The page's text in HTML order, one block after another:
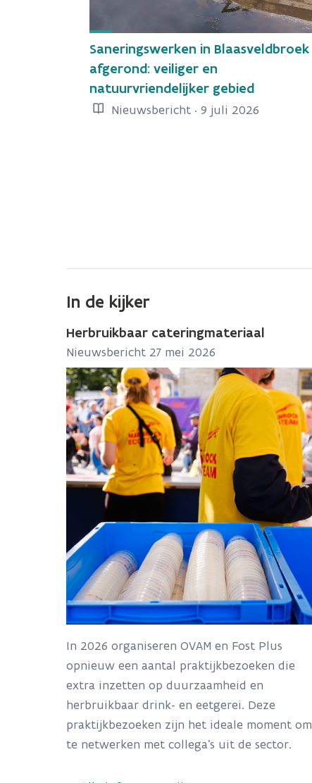
Saneringswerken in Blaasveldbroek
afgerond: veiliger en
natuurvriendelijker gebied
Nieuwsbericht · 9 juli 2026
In de kijker
Herbruikbaar cateringmateriaal
Nieuwsbericht 27 mei 2026
In 2026 organiseren OVAM en Fost Plus
opnieuw een aantal praktijkbezoeken die
extra inzetten op duurzaamheid en
herbruikbaar drink- en eetgerei. Deze
praktijkbezoeken zijn het ideale moment om
te netwerken met collega's uit de sector.